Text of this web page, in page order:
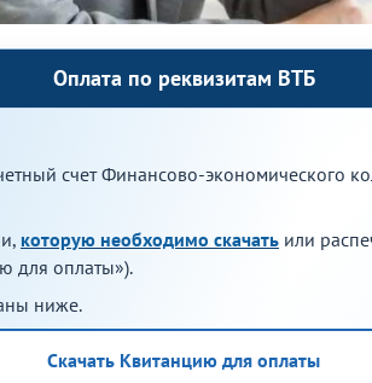
Оплата по реквизитам ВТБ
счет Финансово-экономического
которую необходимо скачать или
для оплаты»).
ниже.
Скачать Квитанцию для оплаты